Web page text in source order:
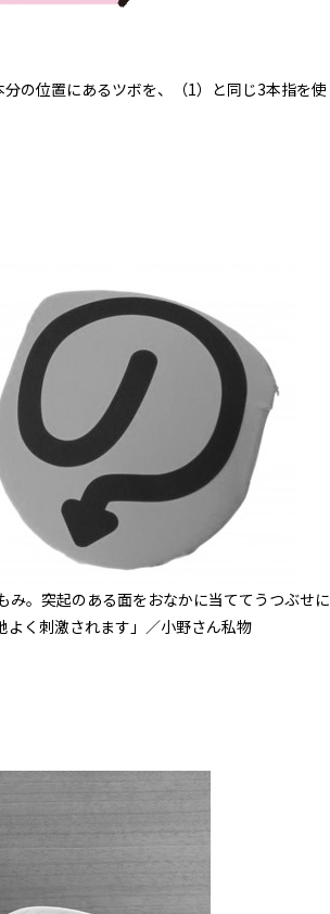
の位置にあるツボを、（1）と同じ3本指を使
み。突起のある面をおなかに当ててうつぶせに
よく刺激されます」／小野さん私物